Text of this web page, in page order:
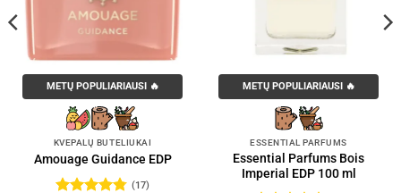
METŲ POPULIARIAUSI 🔥
KVEPALŲ BUTELIUKAI
Amouage Guidance EDP
(17)
METŲ POPULIARIAUSI 🔥
ESSENTIAL PARFUMS
Essential Parfums Bois
Imperial EDP 100 ml